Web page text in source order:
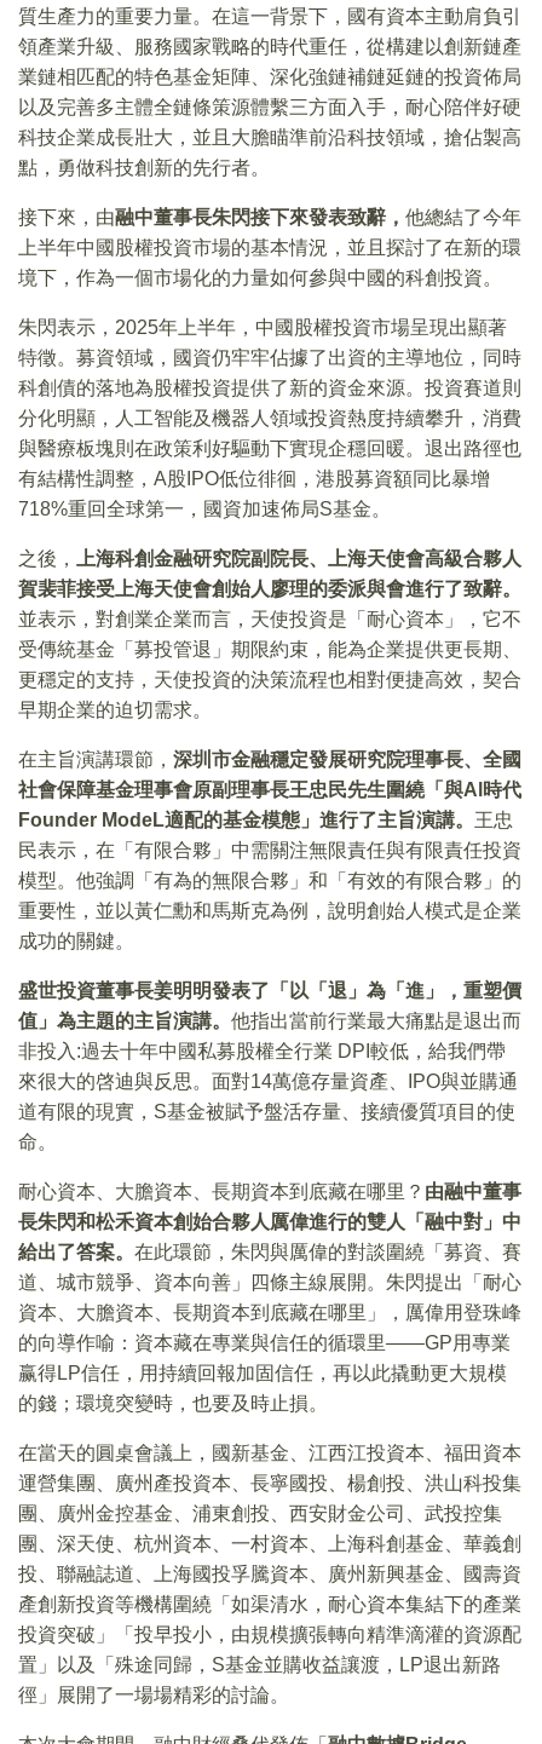
質生產力的重要力量。在這一背景下，國有資本主動肩負引
領產業升級、服務國家戰略的時代重任，從構建以創新鏈產
業鏈相匹配的特色基金矩陣、深化強鏈補鏈延鏈的投資佈局
以及完善多主體全鏈條策源體繫三方面入手，耐心陪伴好硬
科技企業成長壯大，並且大膽瞄準前沿科技領域，搶佔製高
點，勇做科技創新的先行者。
接下來，由融中董事長朱閃接下來發表致辭， 他總結了今年
上半年中國股權投資市場的基本情況，並且探討了在新的環
境下，作為一個市場化的力量如何參與中國的科創投資。
朱閃表示，2025年上半年，中國股權投資市場呈現出顯著
特徵。募資領域，國資仍牢牢佔據了出資的主導地位，同時
科創債的落地為股權投資提供了新的資金來源。投資賽道則
分化明顯，人工智能及機器人領域投資熱度持續攀升，消費
與醫療板塊則在政策利好驅動下實現企穩回暖。退出路徑也
有結構性調整，A股IPO低位徘徊，港股募資額同比暴增
718%重回全球第一，國資加速佈局S基金。
之後，
上海科創金融研究院副院長、上海天使會高級合夥人
賀裴菲接受上海天使會創始人廖理的委派與會進行了致辭。
並表示，對創業企業而言，天使投資是「耐心資本」，它不
受傳統基金「募投管退」期限約束，能為企業提供更長期、
更穩定的支持，天使投資的決策流程也相對便捷高效，契合
早期企業的迫切需求。
在主旨演講環節， 深圳市金融穩定發展研究院理事長、全國
社會保障基金理事會原副理事長王忠民先生圍繞「與Al時代
Founder ModeL適配的基金模態」進行了主旨演講。 王忠
民表示，在「有限合夥」中需關注無限責任與有限責任投資
模型。他強調「有為的無限合夥」和「有效的有限合夥」的
重要性，並以黃仁勳和馬斯克為例，說明創始人模式是企業
成功的關鍵。
盛世投資董事長姜明明發表了「以「退」為「進」，重塑價
值」為主題的主旨演講。 他指出當前行業最大痛點是退出而
非投入:過去十年中國私募股權全行業 DPI較低，給我們帶
來很大的啓迪與反思。面對14萬億存量資產、IPO與並購通
道有限的現實，S基金被賦予盤活存量、接續優質項目的使
命。
耐心資本、大膽資本、長期資本到底藏在哪里？ 由融中董事
長朱閃和松禾資本創始合夥人厲偉進行的雙人「融中對」中
給出了答案。 在此環節，朱閃與厲偉的對談圍繞「募資、賽
道、城市競爭、資本向善」四條主線展開。朱閃提出「耐心
資本、大膽資本、長期資本到底藏在哪里」，厲偉用登珠峰
的向導作喻：資本藏在專業與信任的循環里——GP用專業
赢得LP信任，用持續回報加固信任，再以此撬動更大規模
的錢；環境突變時，也要及時止損。
在當天的圓桌會議上，國新基金、江西江投資本、福田資本
運營集團、廣州產投資本、長寧國投、楊創投、洪山科投集
團、廣州金控基金、浦東創投、西安財金公司、武投控集
團、深天使、杭州資本、一村資本、上海科創基金、華義創
投、聯融誌道、上海國投孚騰資本、廣州新興基金、國壽資
產創新投資等機構圍繞「如渠清水，耐心資本集結下的產業
投資突破」「投早投小，由規模擴張轉向精準滴灌的資源配
置」以及「殊途同歸，S基金並購收益讓渡，LP退出新路
徑」展開了一場場精彩的討論。